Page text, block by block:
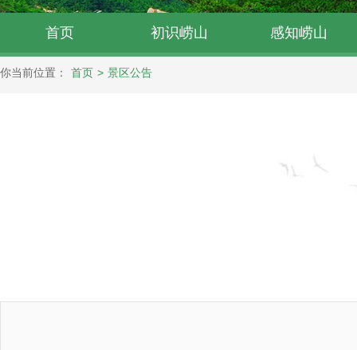
首页 初识崂山 感知崂山
你当前位置： 首页 > 景区公告